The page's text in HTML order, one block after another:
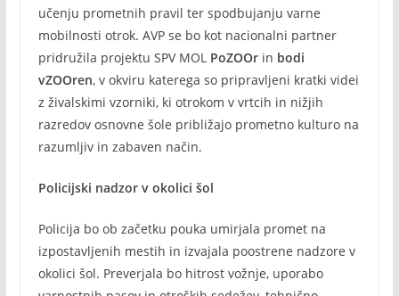
učenju prometnih pravil ter spodbujanju varne
mobilnosti otrok. AVP se bo kot nacionalni partner
pridružila projektu SPV MOL PoZOOr in bodi
vZOOren, v okviru katerega so pripravljeni kratki videi
z živalskimi vzorniki, ki otrokom v vrtcih in nižjih
razredov osnovne šole približajo prometno kulturo na
razumljiv in zabaven način.
Policijski nadzor v okolici šol
Policija bo ob začetku pouka umirjala promet na
izpostavljenih mestih in izvajala poostrene nadzore v
okolici šol. Preverjala bo hitrost vožnje, uporabo